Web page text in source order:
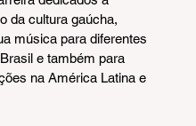
da cultura gaúcha,
música para diferentes
e também para
na América Latina e